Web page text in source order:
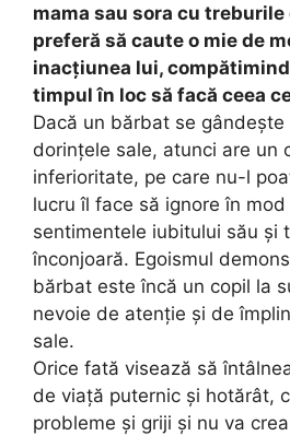
mama sau sora cu treburile
preferă să caute o mie de
inacțiunea lui,
timpul în loc să facă ceea
Dacă un bărbat se
dorințele sale, atunci are un
inferioritate, pe care nu-l
lucru îl face să ignore în
sentimentele iubitului său și
înconjoară. Egoismul
bărbat este încă un copil la
nevoie de atenție și de
sale.
Orice fată visează să
de viață puternic și hotărât,
probleme și griji și nu va